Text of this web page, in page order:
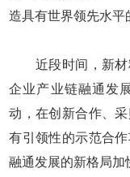
造具有世界领先水平
近段时间，新材
企业产业链融通发
动，在创新合作、
有引领性的示范合
融通发展的新格局加